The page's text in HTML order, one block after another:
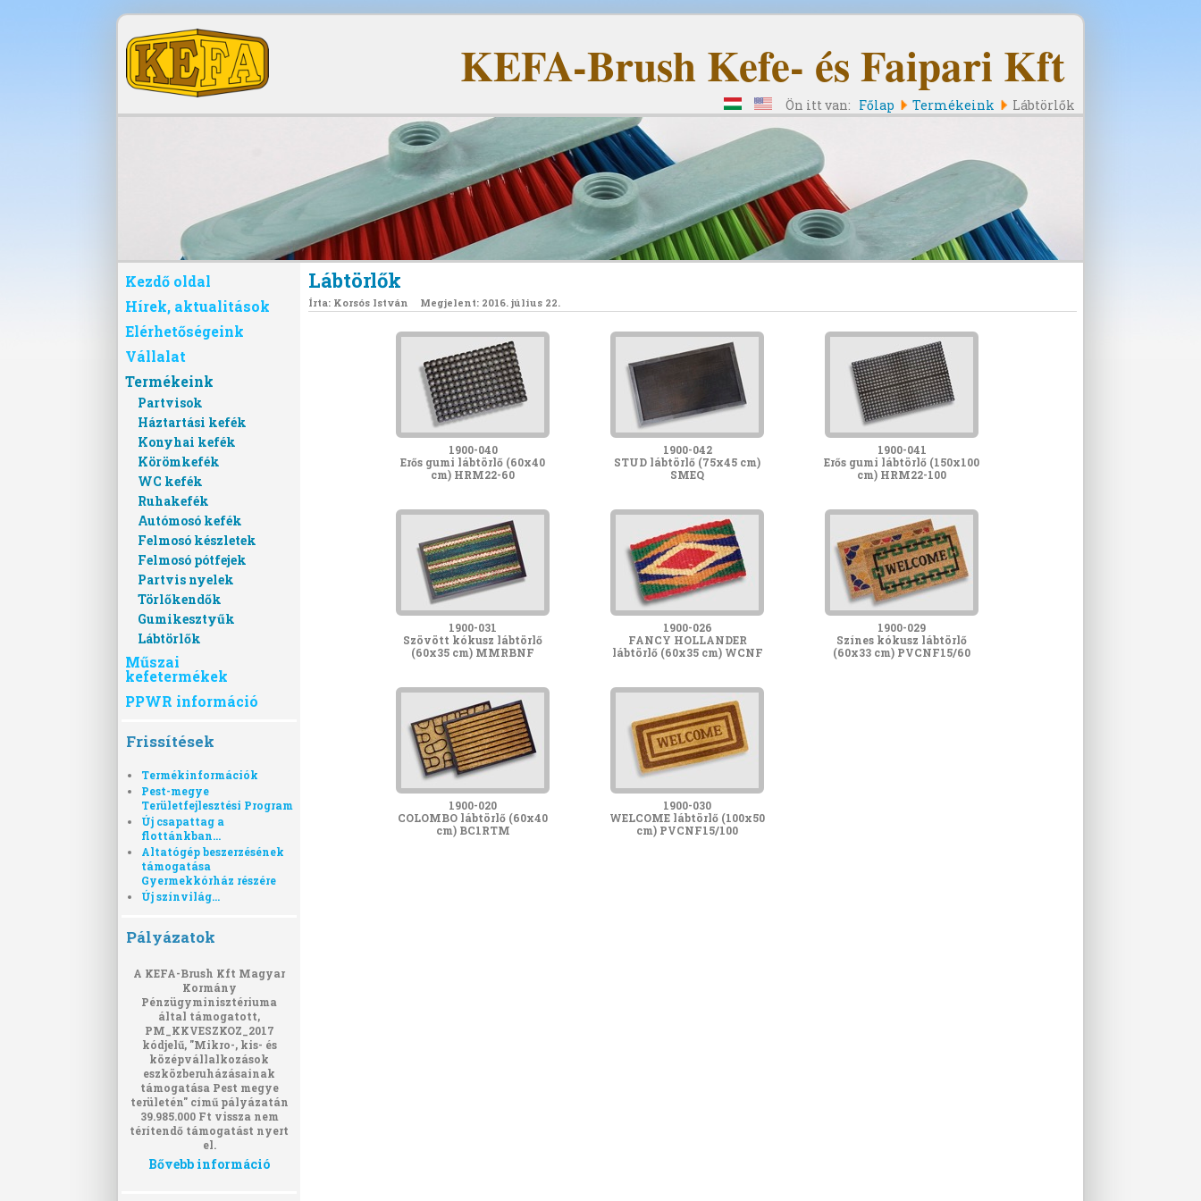
KEFA-Brush Kefe- és Faipari Kft
Ön itt van: Főlap Termékeink Lábtörlők
Kezdő oldal
Hírek, aktualitások
Elérhetőségeink
Vállalat
Termékeink
Partvisok
Háztartási kefék
Konyhai kefék
Körömkefék
WC kefék
Ruhakefék
Autómosó kefék
Felmosó készletek
Felmosó pótfejek
Partvis nyelek
Törlőkendők
Gumikesztyűk
Lábtörlők
Műszai
kefetermékek
PPWR információ
Frissítések
Termékinformációk
Pest-megye
Területfejlesztési Program
Új csapattag a
flottánkban...
Altatógép beszerzésének
támogatása
Gyermekkórház részére
Új színvilág...
Pályázatok
A KEFA-Brush Kft Magyar
Kormány
Pénzügyminisztériuma
által támogatott,
PM_KKVESZKOZ_2017
kódjelű, "Mikro-, kis- és
középvállalkozások
eszközberuházásainak
támogatása Pest megye
területén" című pályázatán
39.985.000 Ft vissza nem
térítendő támogatást nyert
el.
Bővebb információ
Lábtörlők
Írta: Korsós István Megjelent: 2016. július 22.
1900-040
Erős gumi lábtörlő (60x40
cm) HRM22-60
1900-042
STUD lábtörlő (75x45 cm)
SMEQ
1900-041
Erős gumi lábtörlő (150x100
cm) HRM22-100
1900-031
Szövött kókusz lábtörlő
(60x35 cm) MMRBNF
1900-026
FANCY HOLLANDER
lábtörlő (60x35 cm) WCNF
1900-029
Színes kókusz lábtörlő
(60x33 cm) PVCNF15/60
1900-020
COLOMBO lábtörlő (60x40
cm) BC1RTM
1900-030
WELCOME lábtörlő (100x50
cm) PVCNF15/100